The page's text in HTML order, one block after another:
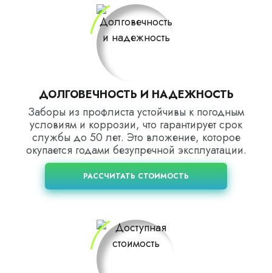
ДОЛГОВЕЧНОСТЬ И НАДЕЖНОСТЬ
Заборы из профлиста устойчивы к погодным
условиям и коррозии, что гарантирует срок
службы до 50 лет. Это вложение, которое
окупается годами безупречной эксплуатации.
РАССЧИТАТЬ СТОИМОСТЬ